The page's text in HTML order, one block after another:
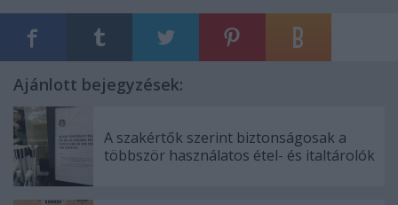
Ajánlott bejegyzések:
A szakértők szerint biztonságosak a
többször használatos étel- és italtárolók